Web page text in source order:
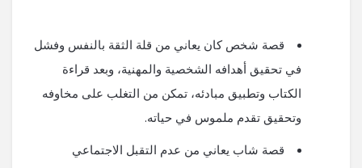
قصة شخص كان يعاني من قلة الثقة بالنفس وفشل
في تحقيق أهدافه الشخصية والمهنية، وبعد قراءة
الكتاب وتطبيق مبادئه، تمكن من التغلب على مخاوفه
وتحقيق تقدم ملموس في حياته.
قصة شاب يعاني من عدم التقبل الاجتماعي